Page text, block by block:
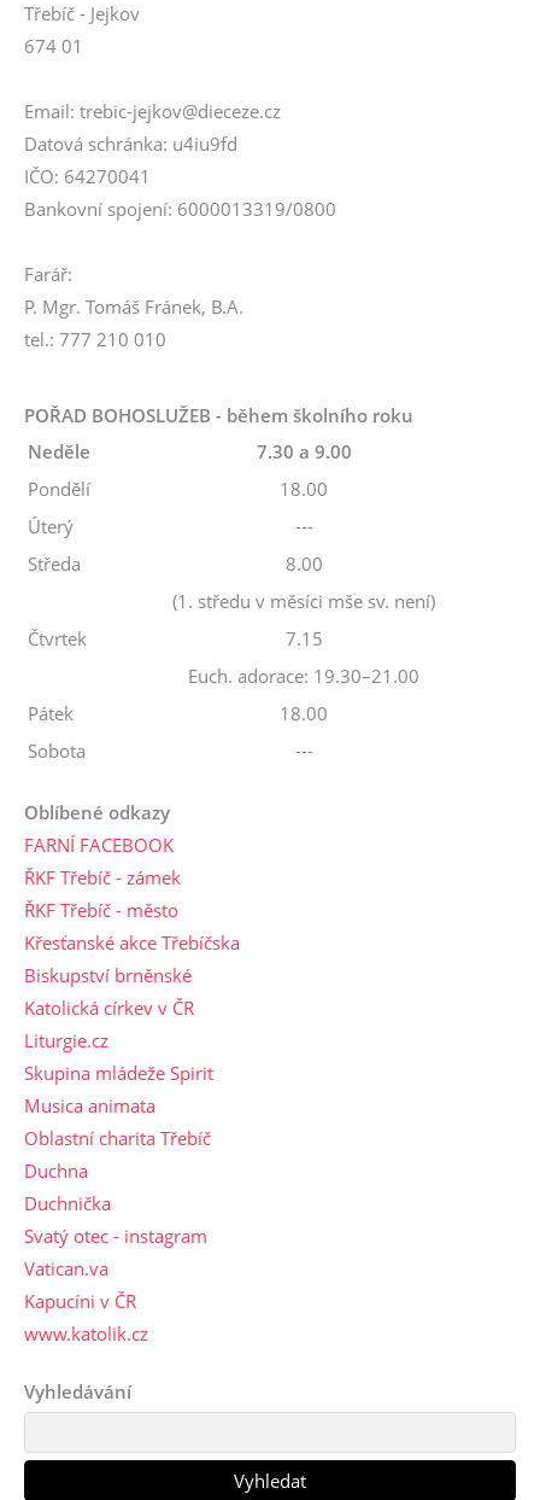
Třebíč - Jejkov
674 01
Email: trebic-jejkov@dieceze.cz
Datová schránka: u4iu9fd
IČO: 64270041
Bankovní spojení: 6000013319/0800
Farář:
P. Mgr. Tomáš Fránek, B.A.
tel.: 777 210 010
POŘAD BOHOSLUŽEB - během školního roku
Neděle
7.30 a 9.00
Pondělí
18.00
Úterý
---
Středa
8.00
(1. středu v měsíci mše sv. není)
Čtvrtek
7.15
Euch. adorace: 19.30–21.00
Pátek
18.00
Sobota
---
Oblíbené odkazy
FARNÍ FACEBOOK
ŘKF Třebíč - zámek
ŘKF Třebíč - město
Křesťanské akce Třebíčska
Biskupství brněnské
Katolická církev v ČR
Liturgie.cz
Skupina mládeže Spirit
Musica animata
Oblastní charita Třebíč
Duchna
Duchnička
Svatý otec - instagram
Vatican.va
Kapucíni v ČR
www.katolik.cz
Vyhledávání